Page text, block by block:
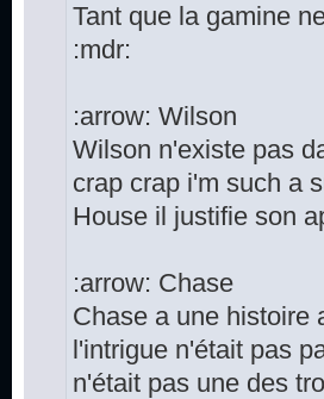
Tant que la gamine
:mdr:
:arrow: Wilson
Wilson n'existe pas
crap crap i'm such a
House il justifie son
:arrow: Chase
Chase a une histoire
l'intrigue n'était pas
n'était pas une des